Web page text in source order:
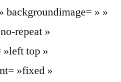
backgroundimage= » »
repeat »
top »
»fixed »